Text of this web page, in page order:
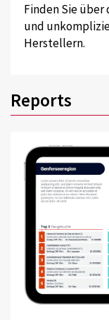
Finden Sie
und
Herstellern.
Reports